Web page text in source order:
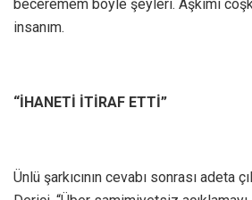
beceremem böyle şeyleri. Aşkımı
insanım.
“İHANETİ İTİRAF ETTİ”
Ünlü şarkıcının cevabı sonrası adeta